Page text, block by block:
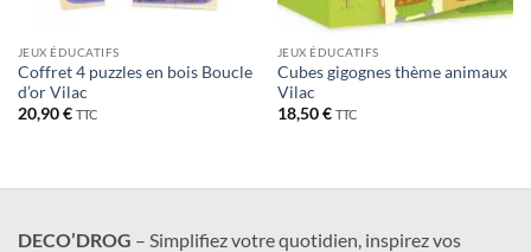
JEUX ÉDUCATIFS
Coffret 4 puzzles en bois Boucle
d’or Vilac
20,90€ TTC
JEUX ÉDUCATIFS
Cubes gigognes thème animaux
Vilac
18,50€ TTC
DECO’DROG – Simplifiez votre quotidien, inspirez vos